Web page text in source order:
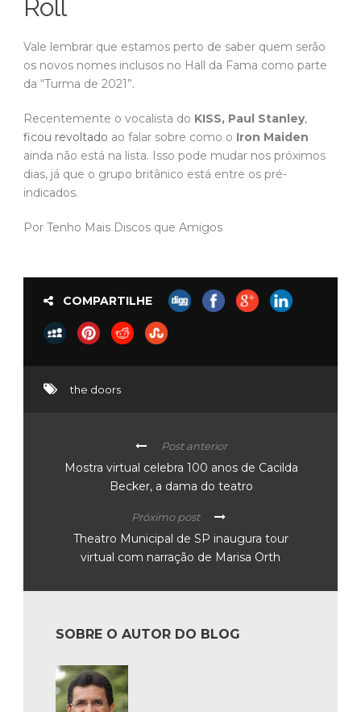
Roll
Vale lembrar que estamos perto de saber quem serão
os novos nomes inclusos no Hall da Fama como parte
da “Turma de 2021”.
Recentemente o vocalista do KISS, Paul Stanley,
ficou revoltado ao falar sobre como o Iron Maiden
ainda não está na lista. Isso pode mudar nos próximos
dias, já que o grupo britânico está entre os pré-
indicados.
Por Tenho Mais Discos que Amigos
COMPARTILHE
the doors
Post anterior
Mostra virtual celebra 100 anos de Cacilda
Becker, a dama do teatro
Próximo post
Theatro Municipal de SP inaugura tour
virtual com narração de Marisa Orth
SOBRE O AUTOR DO BLOG